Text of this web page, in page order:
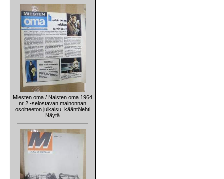
Miesten oma / Naisten oma 1964
nr 2 -selostavan mainonnan
osoitteeton julkaisu, kääntölehti
Näytä